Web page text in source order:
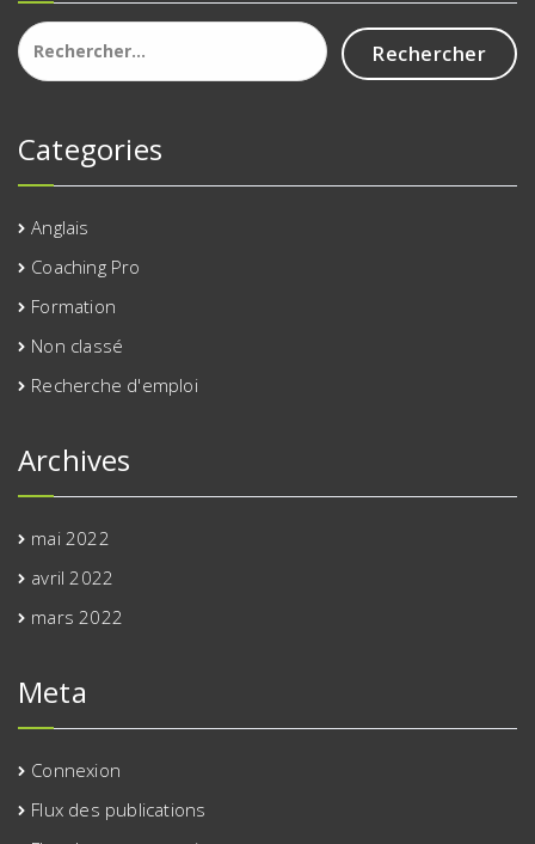
Rechercher :
Categories
Anglais
Coaching Pro
Formation
Non classé
Recherche d'emploi
Archives
mai 2022
avril 2022
mars 2022
Meta
Connexion
Flux des publications